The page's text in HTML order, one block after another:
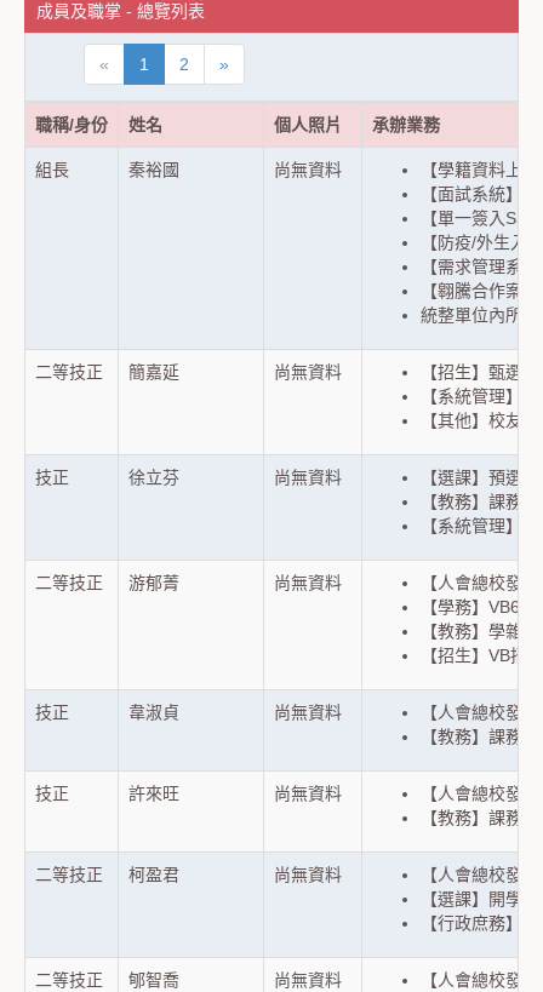
成員及職掌 - 總覽列表
« 1 2 »
職稱/身份 姓名 個人照片 承辦業務
組長 秦裕國 尚無資料
【學籍資料上
【面試系統】
【單一簽入
【防疫/外生入
【需求管理系
【翱騰合作案
統整單位內所有
二等技正 簡嘉延 尚無資料
【招生】甄選
【系統管理】
【其他】校友
技正 徐立芬 尚無資料
【選課】預選
【教務】課務
【系統管理】
二等技正 游郁菁 尚無資料
【人會總校發
【學務】VB6
【教務】學雜費
【招生】VB招
技正 韋淑貞 尚無資料
【人會總校發
【教務】課務(
技正 許來旺 尚無資料
【人會總校發
【教務】課務(
二等技正 柯盈君 尚無資料
【人會總校發
【選課】開學
【行政庶務】
二等技正 郇智喬 尚無資料
【人會總校發